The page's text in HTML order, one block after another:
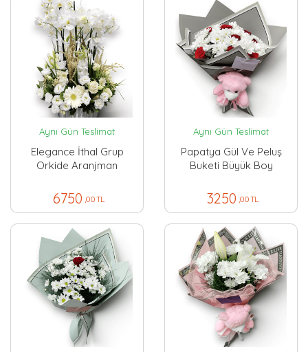
Aynı Gün Teslimat
Elegance İthal Grup
Orkide Aranjman
6750 ,00 TL
Aynı Gün Teslimat
Papatya Gül Ve Peluş
Buketi Büyük Boy
3250 ,00 TL